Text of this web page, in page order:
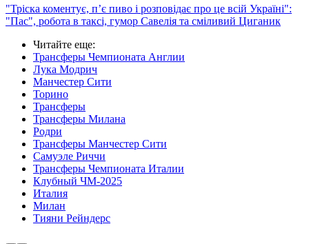
"Тріска коментує, п’є пиво і розповідає про це всій Україні":
"Пас", робота в таксі, гумор Савелія та сміливий Циганик
Читайте еще:
Трансферы Чемпионата Англии
Лука Модрич
Манчестер Сити
Торино
Трансферы
Трансферы Милана
Родри
Трансферы Манчестер Сити
Самуэле Риччи
Трансферы Чемпионата Италии
Клубный ЧМ-2025
Италия
Милан
Тияни Рейндерс